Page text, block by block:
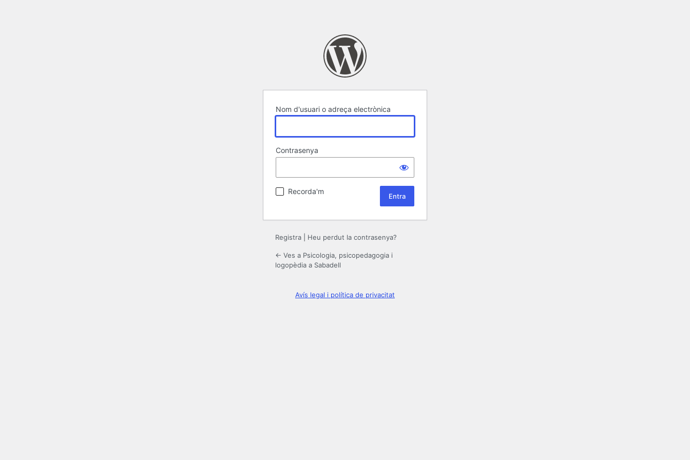
Nom d'usuari o adreça electrònica
Contrasenya
Recorda'm
Registra Heu perdut la contrasenya?
← Ves a Psicologia, psicopedagogia i
logopèdia a Sabadell
Avís legal i política de privacitat